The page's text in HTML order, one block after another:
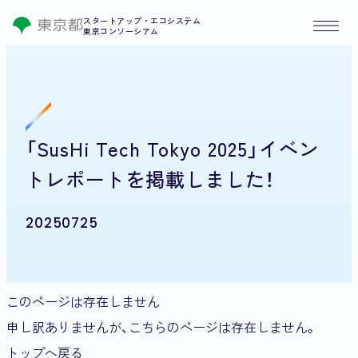
スタートアップ・エコシステム
東京コンソーシアム
「SusHi Tech Tokyo 2025」イベン
トレポートを掲載しました！
20250725
このページは存在しません
申し訳ありませんが、こちらのページは存在しません。
トップへ戻る